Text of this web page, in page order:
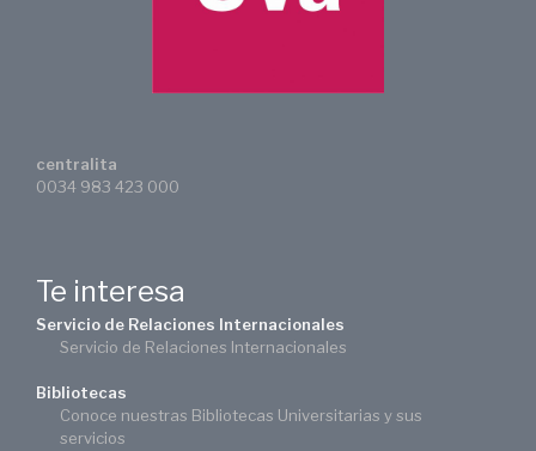
centralita
0034 983 423 000
Te interesa
Servicio de Relaciones Internacionales
Servicio de Relaciones Internacionales
Bibliotecas
Conoce nuestras Bibliotecas Universitarias y sus
servicios